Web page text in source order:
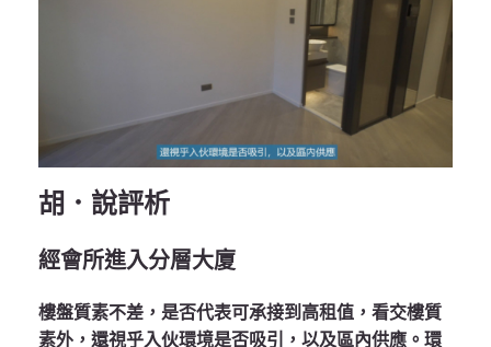
胡．說評析
經會所進入分層大廈
樓盤質素不差，是否代表可承接到高租值，看交樓質
素外，還視乎入伙環境是否吸引，以及區內供應。環